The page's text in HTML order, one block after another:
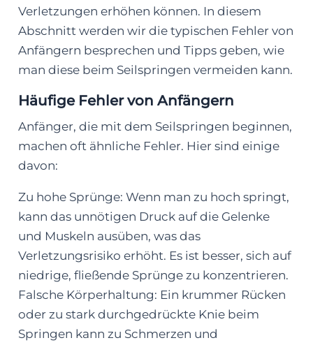
Verletzungen erhöhen können. In diesem
Abschnitt werden wir die typischen Fehler von
Anfängern besprechen und Tipps geben, wie
man diese beim Seilspringen vermeiden kann.
Häufige Fehler von Anfängern
Anfänger, die mit dem Seilspringen beginnen,
machen oft ähnliche Fehler. Hier sind einige
davon:
Zu hohe Sprünge: Wenn man zu hoch springt,
kann das unnötigen Druck auf die Gelenke
und Muskeln ausüben, was das
Verletzungsrisiko erhöht. Es ist besser, sich auf
niedrige, fließende Sprünge zu konzentrieren.
Falsche Körperhaltung: Ein krummer Rücken
oder zu stark durchgedrückte Knie beim
Springen kann zu Schmerzen und